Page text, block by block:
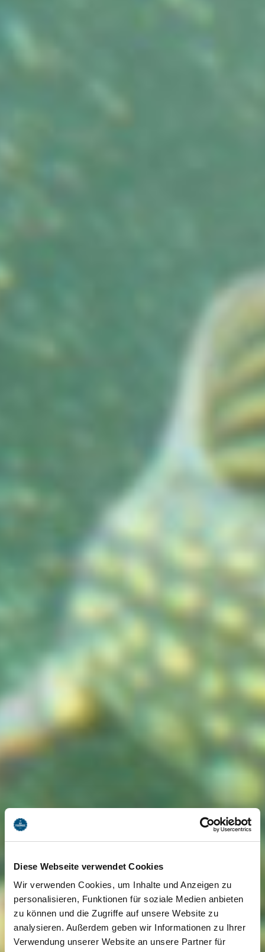
Diese Webseite verwendet Cookies
Wir verwenden Cookies, um Inhalte und Anzeigen zu
personalisieren, Funktionen für soziale Medien anbieten
zu können und die Zugriffe auf unsere Website zu
analysieren. Außerdem geben wir Informationen zu Ihrer
Verwendung unserer Website an unsere Partner für